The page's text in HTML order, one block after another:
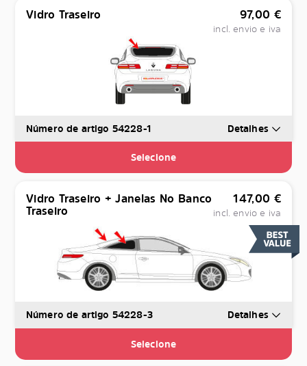
Vidro Traseiro 97,00 €
incl. envio e iva
Número de artigo 54228-1 Detalhes
Selecione
Vidro Traseiro + Janelas No Banco
Traseiro
147,00 €
incl. envio e iva
Número de artigo 54228-3 Detalhes
Selecione